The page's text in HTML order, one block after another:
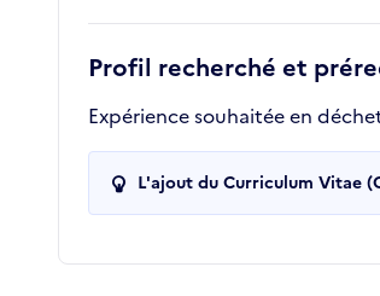
Profil recherché et
Expérience souhaitée en
L'ajout du Curriculum Vitae